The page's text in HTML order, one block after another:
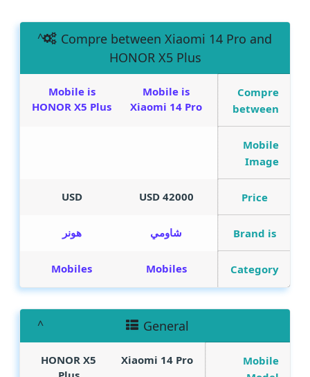
Compre between Xiaomi 14 Pro and
HONOR X5 Plus
Compre
between
Mobile is
Xiaomi 14 Pro
Mobile is
HONOR X5 Plus
Mobile
Image
Price
42000 USD
USD
Brand is شاومي هونر
Category
Mobiles
Mobiles
General
Mobile
Xiaomi 14 Pro
HONOR X5